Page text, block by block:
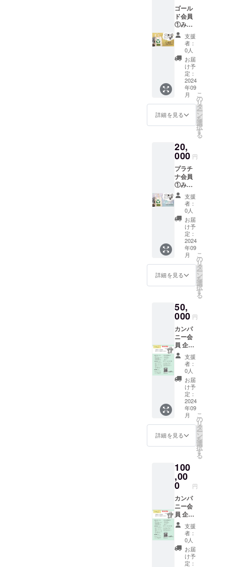
いずと
して出
店も可
能です
不要品
回収、
販売 も
しくは
洋服交
換など
(日時は
事前に
要相談)
2025年
す 2500
円分
（500円
×5枚）
の商品
券 有効
期限
2025年
7月末ま
②Fuku
+の商品
購入時
5%オフ
7月末ま
も利用
可能で
す
ゴール
ド会員
①みら
いず
マー
ケット
商品券
5000
円分
（500円
×10枚）
みらい
ずマー
ケット
参加の
お店で
す。 有
効期
限
2025年
7月末ま
で
②Fuku
+ 商品
購入時
5%オ
フ
2025年
7月末ま
で何度
も利用
可能
③Fuku
料 半
額 2025
年7月末
まで何
度も利
用可能
注意
点 同
一商品
に②と
③は併
用でき
ませ
ん。
支援
者：
0人
お届
け予
定：
2024
年09
月
詳細を見る
こ
の
リ
タ
ー
ン
を
選
択
す
る
20,
000 円
プラチ
ナ会員
①みら
いず
マー
ケット
商品券
5000
円分
（500円
×10枚）
みらい
ずマー
ケット
参加の
お店で
す。 有
効期
限
2025年
7月末ま
で
②Fuku
+ 商品
購入時
10%オ
フ
2025年
7月末ま
で何度
も利用
可能
③Fuku
が期日
中は、
かかり
ませ
ん。
2025年
7月末ま
で何度
も利用
可能 注
意点
同一商
品に②
支援
者：
0人
お届
け予
定：
2024
年09
月
詳細を見る
こ
の
リ
タ
ー
ン
を
選
択
す
る
50,
000 円
カンパ
ニー会
員 企業
枠
①Fuku
+のチラ
シ裏面
に 記載
希望す
る企業
名やお
名前の
記載。
企業名
文字印
字のみ
ゴなど
なし ※
支援時
に必ず
備考欄
に掲載
を希望
される
企業名
やお名
前をご
記入く
ださ
支援
者：
0人
お届
け予
定：
2024
年09
月
詳細を見る
こ
の
リ
タ
ー
ン
を
選
択
す
る
100
,00
0 円
カンパ
ニー会
員 企業
枠
①Fuku
+とみら
いず
マー
ケット
支援
者：
0人
お届
け予
定：